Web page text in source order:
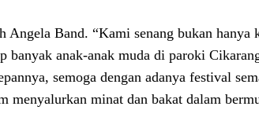
Band. “Kami senang bukan hanya
banyak anak-anak muda di paroki
semoga dengan adanya festival
menyalurkan minat dan bakat dalam